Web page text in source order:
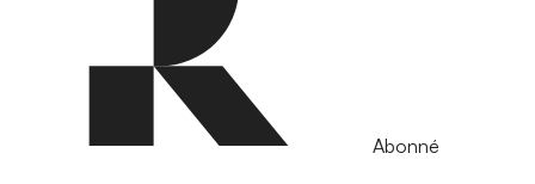
Abonné